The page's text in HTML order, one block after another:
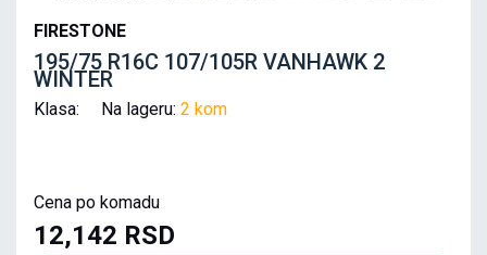
FIRESTONE
195/75 R16C 107/105R VANHAWK 2
WINTER
Klasa: Na lageru: 2 kom
Cena po komadu
12,142 RSD